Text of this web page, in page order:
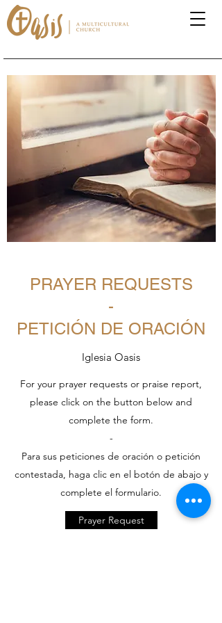
PRAYER REQUESTS
-
PETICIÓN DE ORACIÓN
Iglesia Oasis
For your prayer requests or praise report,
please click on the button below and
complete the form.
-
Para sus peticiones de oración o petición
contestada, haga clic en el botón de abajo y
complete el formulario.
Prayer Request